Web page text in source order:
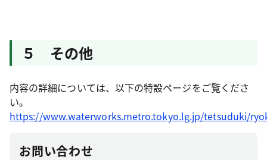
５ その他
内容の詳細については、以下の特設ページをご覧くださ
い。
https://www.waterworks.metro.tokyo.lg.jp/tetsuduki/
お問い合わせ